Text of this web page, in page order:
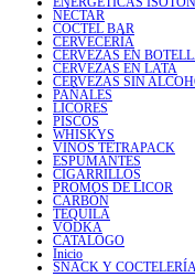
NÉCTAR
COCTEL BAR
CERVECERÍA
CERVEZAS EN
CERVEZAS EN LATA
CERVEZAS SIN
PAÑALES
LICORES
PISCOS
WHISKYS
VINOS TETRAPACK
ESPUMANTES
CIGARRILLOS
PROMOS DE LICOR
CARBÓN
TEQUILA
VODKA
CATALOGO
Inicio
SNACK Y